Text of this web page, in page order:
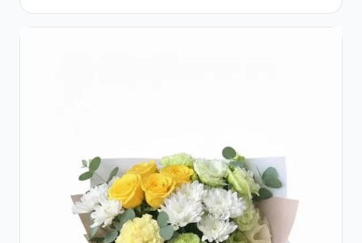
Verdeață